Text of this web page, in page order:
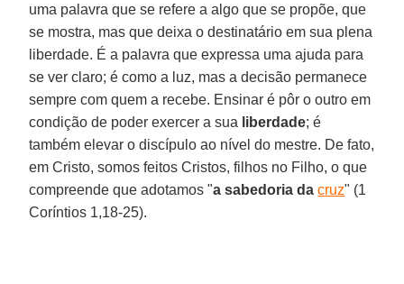
uma palavra que se refere a algo que se propõe, que
se mostra, mas que deixa o destinatário em sua plena
liberdade. É a palavra que expressa uma ajuda para
se ver claro; é como a luz, mas a decisão permanece
sempre com quem a recebe. Ensinar é pôr o outro em
condição de poder exercer a sua liberdade; é
também elevar o discípulo ao nível do mestre. De fato,
em Cristo, somos feitos Cristos, filhos no Filho, o que
compreende que adotamos "a sabedoria dacruz" (1
Coríntios 1,18-25).